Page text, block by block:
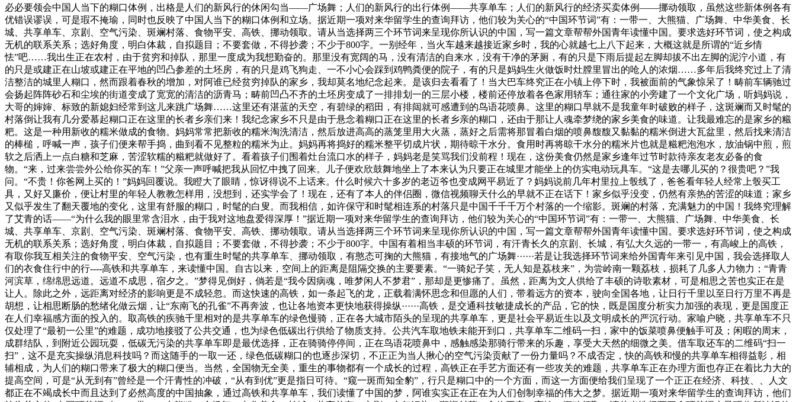
必必要领会中国人当下的糊口体例，出格是人们的新风行的休闲勾当——广场舞；人们的新风行的出行体例——共享单车；人们的新风行的经济买卖体例——挪动领取，虽然这些新体例各有
优错误谬误，可是瑕不掩瑜，同时也反映了中国人当下的糊口体例和立场。据近期一项对来华留学生的查询拜访，他们较为关心的“中国环节词”有：一带一、大熊猫、广场舞、中华美食、长
城、共享单车、京剧、空气污染、斑斓村落、食物平安、高铁、挪动领取。请从当选择两三个环节词来呈现你所认识的中国，写一篇文章帮帮外国青年读懂中国。要求选好环节词，使之构成
无机的联系关系；选好角度，明白体裁，自拟题目；不要套做，不得抄袭；不少于800字。一别经年，当火车越来越接近家乡时，我的心就越七上八下起来，大概这就是所谓的“近乡情
怯”吧……我出生正在农村，由于贫穷和掉队，那里一度成为我想勤奋的。那里没有宽阔的马，没有清洁的自来水，没有干净的茅厕，有的只是下雨后提起左脚却拔不出左脚的泥泞小道，有
的只是或建正在山坡或建正在平地的凹凸参差的土坯房，有的只是鸡飞狗走、一不小心会踩到鸡鸭粪便的院子，有的只是妈妈生火做饭时灶膛里冒出的呛人的浓烟……多年后我终究过上了清
洁整洁的城里人糊口，然而跟着春秋的增加，对阿谁已经贫穷掉队的家乡，我却莫名地纪念起来。是该归去看看了！当大巴车终究正在小镇上停下时，我被面前的气象惊呆了！畴前车辆驰过
会扬起阵阵砂石和尘埃的街道变成了宽宽的清洁的沥青马；畴前凹凸不齐的土坯房变成了一排排划一的三层小楼，楼前还停放着各色家用轿车；通往家的小旁建了一个文化广场，听妈妈说，
大哥的婶婶、标致的新媳妇经常到这儿来跳广场舞……这里还有湛蓝的天空，有碧绿的稻田，有排闼就可感遭到的鸟语花喷鼻。这里的糊口早就不是我童年时破败的样子，这斑斓而又时髦的
村落倒让我有几分爱慕起糊口正在这里的长者乡亲们来！我纪念家乡不只是由于悬念着糊口正在这里的长者乡亲的糊口，还由于那让人魂牵梦绕的家乡美食的味道。让我最难忘的是家乡的糍
粑。这是一种用新收的糯米做成的食物。妈妈常常把新收的糯米淘洗清洁，然后放进高高的蒸笼里用大火蒸，蒸好之后需将那冒着白烟的喷鼻馥馥又黏黏的糯米倒进大瓦盆里，然后找来清洁
的棒槌，呼喊一声，孩子们便来帮手捣，曲到看不见整粒的糯米为止。妈妈再将捣好的糯米整平切成片状，期待晾干水分。食用时再将晾干水分的糯米片也就是糍粑泡泡水，放油锅中煎，煎
软之后洒上一点白糖和芝麻，苦涩软糯的糍粑就做好了。看着孩子们围着灶台流口水的样子，妈妈老是笑骂我们没前程！现在，这份美食仍然是家乡逢年过节时款待亲友老友必备的食
物。“来，过来尝尝外公给你买的车！”父亲一声呼喊把我从回忆中拽了回来。儿子便欢欣鼓舞地坐上了本来认为只要正在城里才能坐上的仿实电动玩具车。“这是去哪儿买的？很贵吧？”我
问。“不贵！你爸网上买的！”妈妈回覆说。我瞪大了眼睛，惊讶得说不上话来。什么时候六十多岁的老迈爷也变成网平易近了？妈妈说前几年村里拉上彀线了，爸爸看年轻人经常上彀买工
具，又好又廉价，便让村里的年轻人教教怎样用，没想到，还实学会了！现在，还有了本人的伴侣圈，微信视频聊天什么的早就不正在话下！家乡似乎没变，仍然有亲热的苦涩的味道；家乡
又似乎发生了翻天覆地的变化，这里有舒服的糊口，时髦的白叟。而我相信，如许保守和时髦相连系的村落只是中国千千千万个村落的一个缩影。斑斓的村落，充满魅力的中国！我终究理解
了艾青的话——“为什么我的眼里常含泪水，由于我对这地盘爱得深厚！”据近期一项对来华留学生的查询拜访，他们较为关心的“中国环节词”有：一带一、大熊猫、广场舞、中华美食、长
城、共享单车、京剧、空气污染、斑斓村落、食物平安、高铁、挪动领取。请从当选择两三个环节词来呈现你所认识的中国，写一篇文章帮帮外国青年读懂中国。要求选好环节词，使之构成
无机的联系关系；选好角度，明白体裁，自拟题目；不要套做，不得抄袭；不少于800字。中国有着相当丰硕的环节词，有汗青长久的京剧、长城，有弘大久远的一带一，有高峻上的高铁，
有取你我互相关注的食物平安、空气污染，也有重生时髦的共享单车、挪动领取，有憨态可掬的大熊猫，有接地气的广场舞······若是让我选择环节词来给外国青年来引见中国，我会选择取人
们的衣食住行中的行----高铁和共享单车，来读懂中国。自古以来，空间上的距离是阻隔交换的主要要素。“一骑妃子笑，无人知是荔枝来”，为尝岭南一颗荔枝，损耗了几多人力物力；“青青
河滨草，绵绵思远道。远道不成思，宿夕之。”梦得见倒好，倘若是“我今因病魂，唯梦闲人不梦君”，那却是更惨痛了。虽然，距离为文人供给了丰硕的诗歌素材，可是相思之苦也实正在是
让人。除此之外，远距离对经济的影响更是不成轻忽。而这快速的高铁，如一条起飞的龙，正载着满怀思念和但愿的人们，带着远方的资本，驶向全国各地，让日行千里以至日行万里不再是
胡想，让相思断肠的愁绪化做云烟，让“东南飞的孔雀”不再奔波，也让各地资本更快地获得操纵······高铁，是交通科技敏捷成长的产品，它的快，既是国度分析实力加强的表现，更是国度正
在人们幸福感方面的投入的。取高铁的疾驰千里相对的是共享单车的绿色慢骑，正在各大城市陌头的呈现的共享单车，更是社会平易近生以及文明成长的严沉行动。家喻户晓，共享单车不只
仅处理了“最初一公里”的难题，成功地接驳了公共交通，也为绿色低碳出行供给了物质支持。公共汽车取地铁未能开到口，共享单车二维码一扫，家中的饭菜喷鼻便触手可及；闲暇的周末，
成群结队，到附近公园玩耍，低碳无污染的共享单车即是最优选择，正在骑骑停停间，正在鸟语花喷鼻中，感触感染那骑行带来的乐趣，享受大天然的细微之美。借车取还车的二维码“扫一
扫”，这不是充实操纵消息科技吗？而这随手的一取一还，绿色低碳糊口的也逐步深切，不正正为当人揪心的空气污染贡献了一份力量吗？不成否定，快的高铁和慢的共享单车相得益彰，相
辅相成，为人们的糊口带来了极大的糊口便当。当然，全国物无全美，重生的事物都有一个成长的过程，高铁正在手艺方面还有一些攻关的难题，共享单车正在办理方面也存正在着比力大的
提高空间，可是“从无到有”曾经是一个汗青性的冲破，“从有到优”更是指日可待。“窥一斑而知全豹”，行只是糊口中的一个方面，而这一方面便给我们呈现了一个正正在经济、科技、、人文
都正在不竭成长中而且达到了必然高度的中国抽象，通过高铁和共享单车，我们读懂了中国的梦，阿谁实实正在正在为人们创制幸福的伟大之梦。据近期一项对来华留学生的查询拜访，他们